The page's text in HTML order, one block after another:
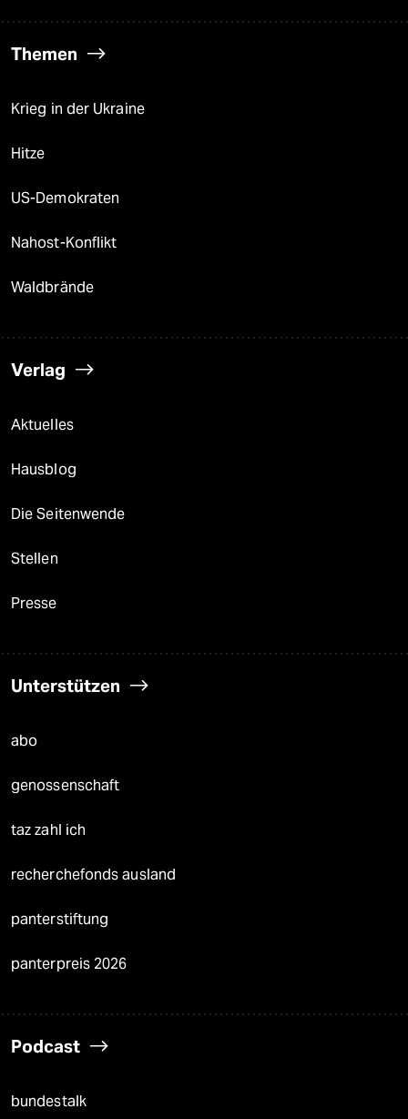
Themen
Krieg in der Ukraine
Hitze
US-Demokraten
Nahost-Konflikt
Waldbrände
Verlag
Aktuelles
Hausblog
Die Seitenwende
Stellen
Presse
Unterstützen
abo
genossenschaft
taz zahl ich
recherchefonds ausland
panterstiftung
panterpreis 2026
Podcast
bundestalk